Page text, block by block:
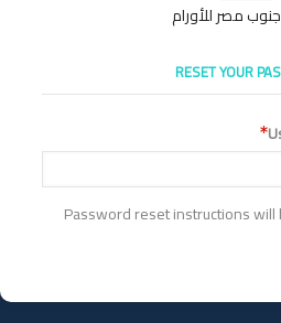
مصر للأورام
RESET YOUR
Password reset instructions